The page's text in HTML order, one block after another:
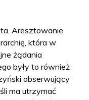
Aresztowanie
która w
żądania
były to również
obserwujący
ma utrzymać